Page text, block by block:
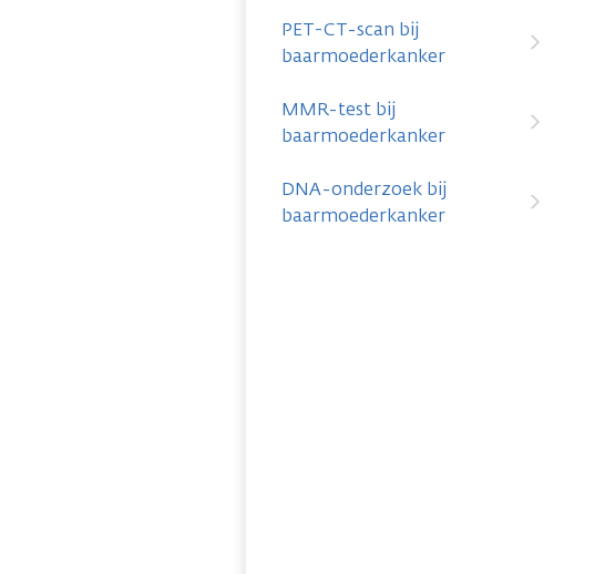
PET-CT-scan bij
baarmoederkanker
MMR-test bij
baarmoederkanker
DNA-onderzoek bij
baarmoederkanker